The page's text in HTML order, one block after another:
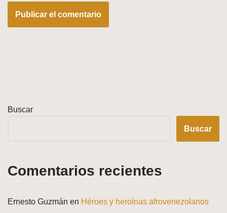
Buscar
Buscar
Comentarios recientes
Ernesto Guzmán en Héroes y heroínas afrovenezolanos